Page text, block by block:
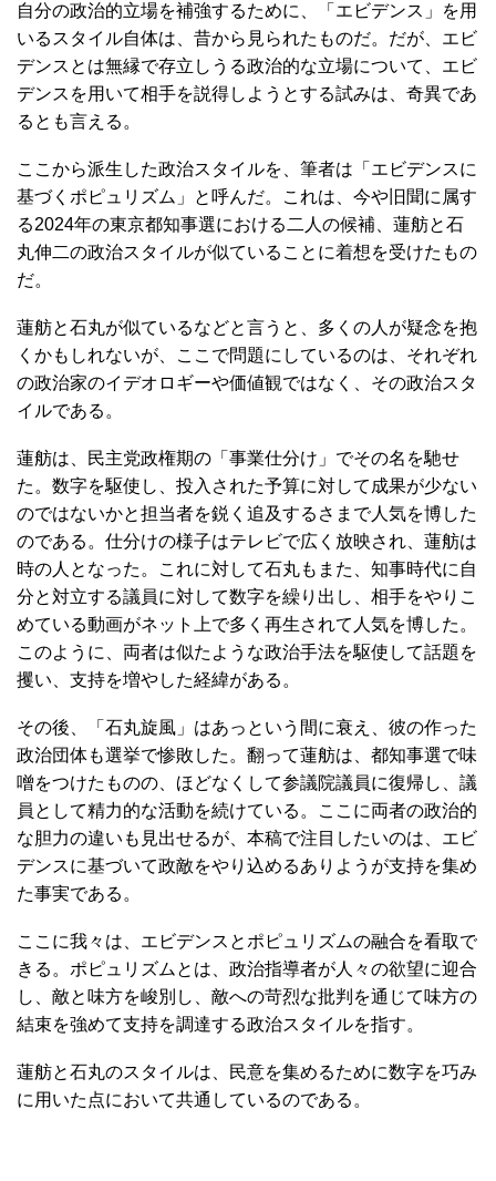
自分の政治的立場を補強するために、「エビデンス」を用
いるスタイル自体は、昔から見られたものだ。だが、エビ
デンスとは無縁で存立しうる政治的な立場について、エビ
デンスを用いて相手を説得しようとする試みは、奇異であ
るとも言える。
ここから派生した政治スタイルを、筆者は「エビデンスに
基づくポピュリズム」と呼んだ。これは、今や旧聞に属す
る2024年の東京都知事選における二人の候補、蓮舫と石
丸伸二の政治スタイルが似ていることに着想を受けたもの
だ。
蓮舫と石丸が似ているなどと言うと、多くの人が疑念を抱
くかもしれないが、ここで問題にしているのは、それぞれ
の政治家のイデオロギーや価値観ではなく、その政治スタ
イルである。
蓮舫は、民主党政権期の「事業仕分け」でその名を馳せ
た。数字を駆使し、投入された予算に対して成果が少ない
のではないかと担当者を鋭く追及するさまで人気を博した
のである。仕分けの様子はテレビで広く放映され、蓮舫は
時の人となった。これに対して石丸もまた、知事時代に自
分と対立する議員に対して数字を繰り出し、相手をやりこ
めている動画がネット上で多く再生されて人気を博した。
このように、両者は似たような政治手法を駆使して話題を
攫い、支持を増やした経緯がある。
その後、「石丸旋風」はあっという間に衰え、彼の作った
政治団体も選挙で惨敗した。翻って蓮舫は、都知事選で味
噌をつけたものの、ほどなくして参議院議員に復帰し、議
員として精力的な活動を続けている。ここに両者の政治的
な胆力の違いも見出せるが、本稿で注目したいのは、エビ
デンスに基づいて政敵をやり込めるありようが支持を集め
た事実である。
ここに我々は、エビデンスとポピュリズムの融合を看取で
きる。ポピュリズムとは、政治指導者が人々の欲望に迎合
し、敵と味方を峻別し、敵への苛烈な批判を通じて味方の
結束を強めて支持を調達する政治スタイルを指す。
蓮舫と石丸のスタイルは、民意を集めるために数字を巧み
に用いた点において共通しているのである。